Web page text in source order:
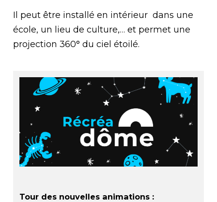
Il peut être installé en intérieur dans une
école, un lieu de culture,… et permet une
projection 360° du ciel étoilé.
Tour des nouvelles animations :